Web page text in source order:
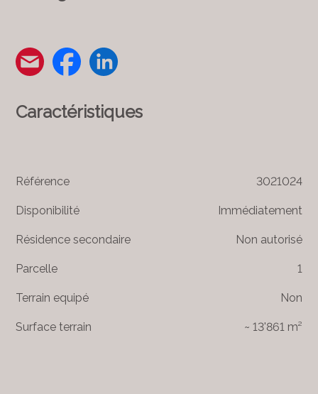
Caractéristiques
Référence 3021024
Disponibilité Immédiatement
Résidence secondaire Non autorisé
Parcelle 1
Terrain equipé Non
Surface terrain ~ 13'861 m²